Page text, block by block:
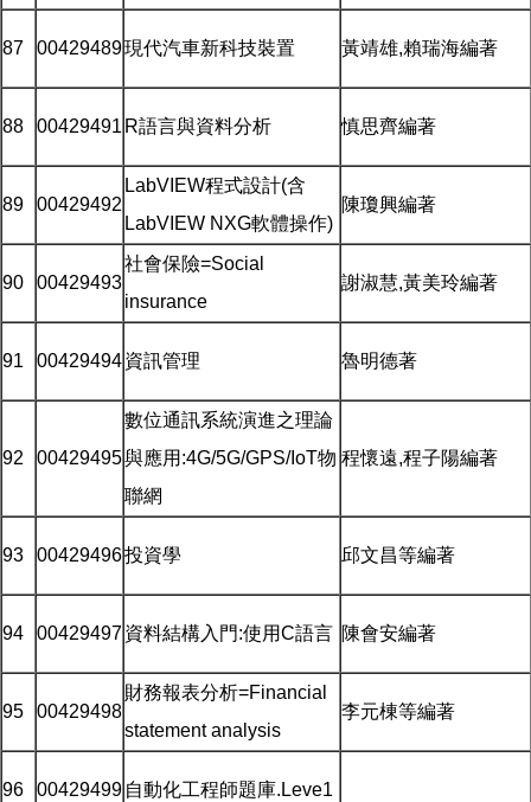
87 00429489現代汽車新科技裝置 黃靖雄,賴瑞海編著
88 00429491 R語言與資料分析 慎思齊編著
89 00429492
LabVIEW程式設計(含
LabVIEW NXG軟體操作)
陳瓊興編著
90 00429493
社會保險=Social
insurance
謝淑慧,黃美玲編著
91 00429494資訊管理 魯明德著
92 00429495
數位通訊系統演進之理論
與應用:4G/5G/GPS/IoT物
聯網
程懷遠,程子陽編著
93 00429496投資學 邱文昌等編著
94 00429497資料結構入門:使用C語言 陳會安編著
95 00429498
財務報表分析=Financial
statement analysis
李元棟等編著
96 00429499 自動化工程師題庫.Leve1